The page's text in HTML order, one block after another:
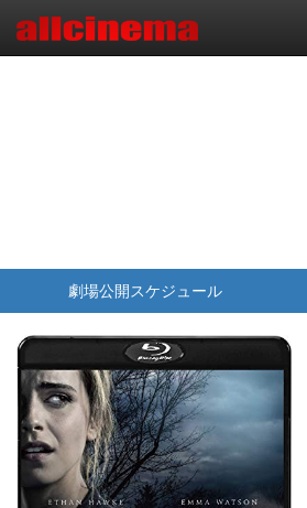
劇場公開スケジュール